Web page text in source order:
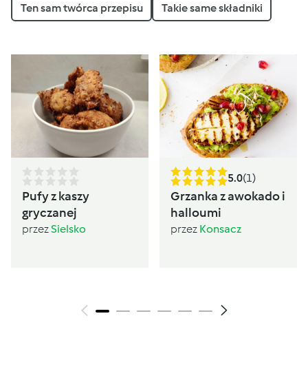
Ten sam twórca przepisu Takie same składniki
Pufy z kaszy
gryczanej
przezSielsko
5.0(1)
Grzanka z awokado i
halloumi
przez Konsacz